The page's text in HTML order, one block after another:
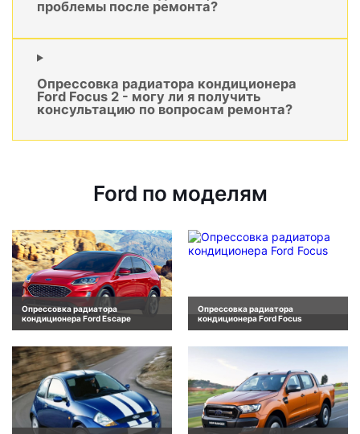
проблемы после ремонта?
Опрессовка радиатора кондиционера
Ford Focus 2 - могу ли я получить
консультацию по вопросам ремонта?
Ford по моделям
Опрессовка радиатора
кондиционера Ford Escape
Опрессовка радиатора
кондиционера Ford Focus